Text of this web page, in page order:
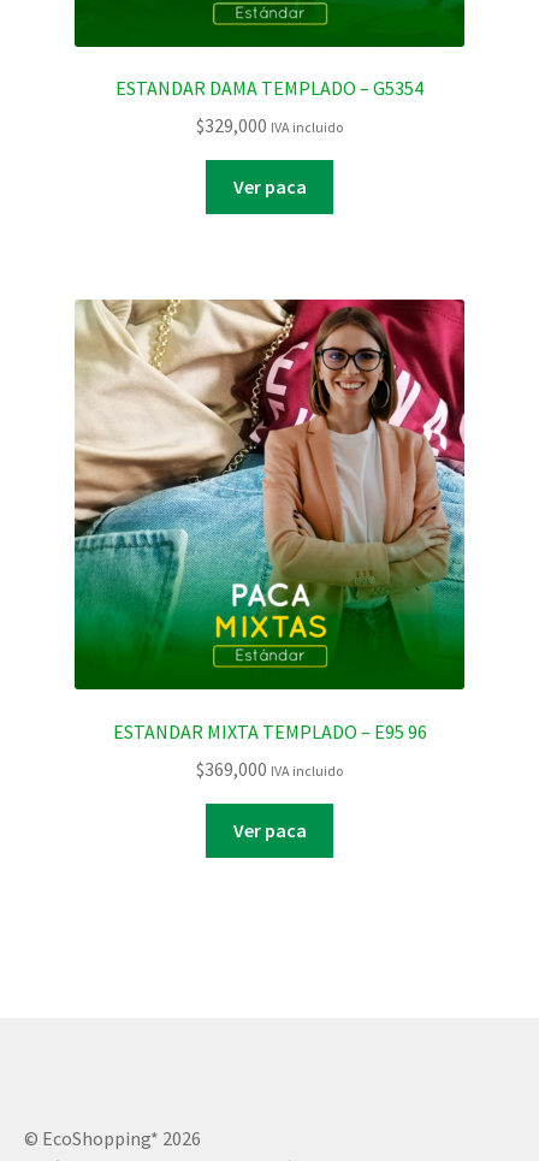
ESTANDAR DAMA TEMPLADO – G5354
$329,000 IVA incluido
Ver paca
ESTANDAR MIXTA TEMPLADO – E95 96
$369,000 IVA incluido
Ver paca
© EcoShopping* 2026